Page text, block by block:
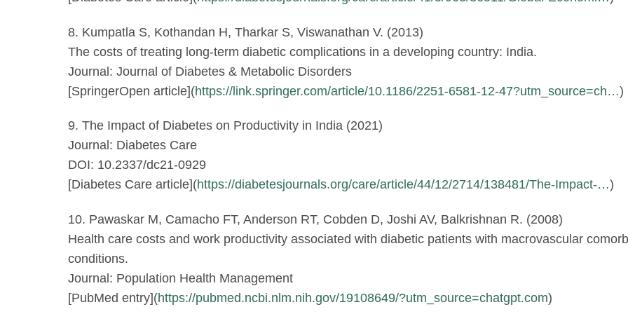
8. Kumpatla S, Kothandan H, Tharkar S, Viswanathan V. (2013)
The costs of treating long-term diabetic complications in a developing country: India.
Journal: Journal of Diabetes & Metabolic Disorders
[SpringerOpen article](https://link.springer.com/article/10.1186/2251-6581-12-47?utm_source=ch…)
9. The Impact of Diabetes on Productivity in India (2021)
Journal: Diabetes Care
DOI: 10.2337/dc21-0929
[Diabetes Care article](https://diabetesjournals.org/care/article/44/12/2714/138481/The-Impact-…)
10. Pawaskar M, Camacho FT, Anderson RT, Cobden D, Joshi AV, Balkrishnan R. (2008)
Health care costs and work productivity associated with diabetic patients with macrovascular
conditions.
Journal: Population Health Management
[PubMed entry](https://pubmed.ncbi.nlm.nih.gov/19108649/?utm_source=chatgpt.com)